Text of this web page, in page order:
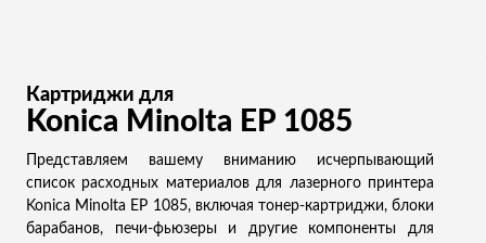
Картриджи для
Konica Minolta EP 1085
Представляем вашему вниманию исчерпывающий
список расходных материалов для лазерного принтера
Konica Minolta EP 1085, включая тонер-картриджи, блоки
барабанов, печи-фьюзеры и другие компоненты для